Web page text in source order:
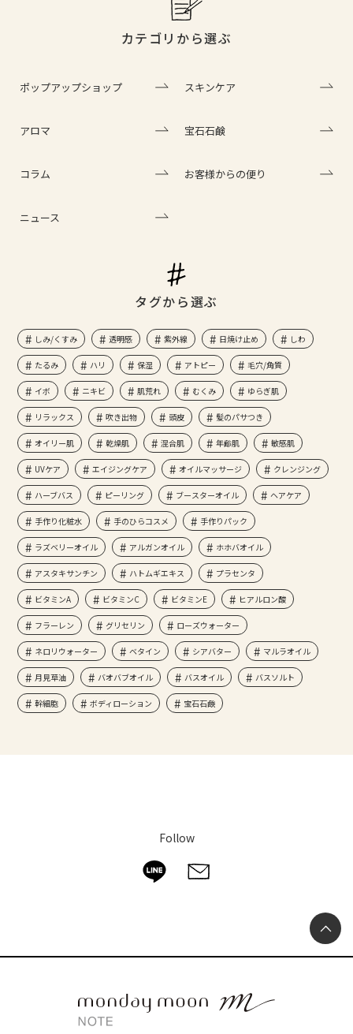
カテゴリから選ぶ
ポップアップショップ スキンケア
アロマ 宝石石鹸
コラム お客様からの便り
ニュース
タグから選ぶ
しみ/くすみ 透明感 紫外線 日焼け止め しわ
たるみ ハリ 保湿 アトピー 毛穴/角質
イボ ニキビ 肌荒れ むくみ ゆらぎ肌
リラックス 吹き出物 頭皮 髪のパサつき
オイリー肌 乾燥肌 混合肌 年齢肌 敏感肌
UVケア エイジングケア オイルマッサージ クレンジング
ハーブバス ピーリング ブースターオイル ヘアケア
手作り化粧水 手のひらコスメ 手作りパック
ラズベリーオイル アルガンオイル ホホバオイル
アスタキサンチン ハトムギエキス プラセンタ
ビタミンA ビタミンC ビタミンE ヒアルロン酸
フラーレン グリセリン ローズウォーター
ネロリウォーター ベタイン シアバター マルラオイル
月見草油 バオバブオイル バスオイル バスソルト
幹細胞 ボディローション 宝石石鹸
Follow